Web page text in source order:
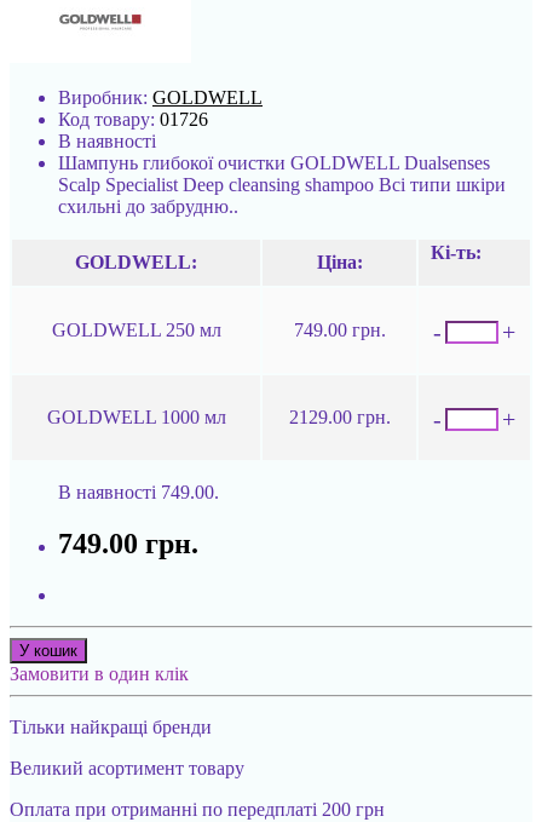
Виробник: GOLDWELL
Код товару: 01726
В наявності
Шампунь глибокої очистки GOLDWELL Dualsenses
Scalp Specialist Deep cleansing shampoo Всі типи шкіри
схильні до забрудню..
GOLDWELL: Ціна:
Кі-ть:
GOLDWELL 250 мл 749.00 грн. - +
GOLDWELL 1000 мл 2129.00 грн. - +
В наявності 749.00.
749.00 грн.
У кошик
Замовити в один клік
Тільки найкращі бренди
Великий асортимент товару
Оплата при отриманні по передплаті 200 грн